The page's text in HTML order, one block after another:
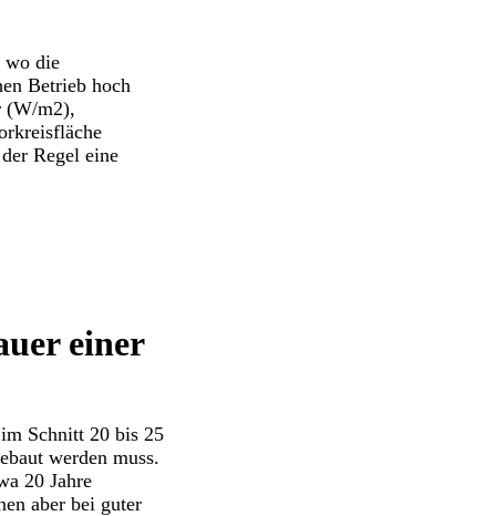
wo die
Betrieb hoch
(W/m2),
Regel eine
einer
Schnitt 20 bis 25
werden muss.
20 Jahre
aber bei guter